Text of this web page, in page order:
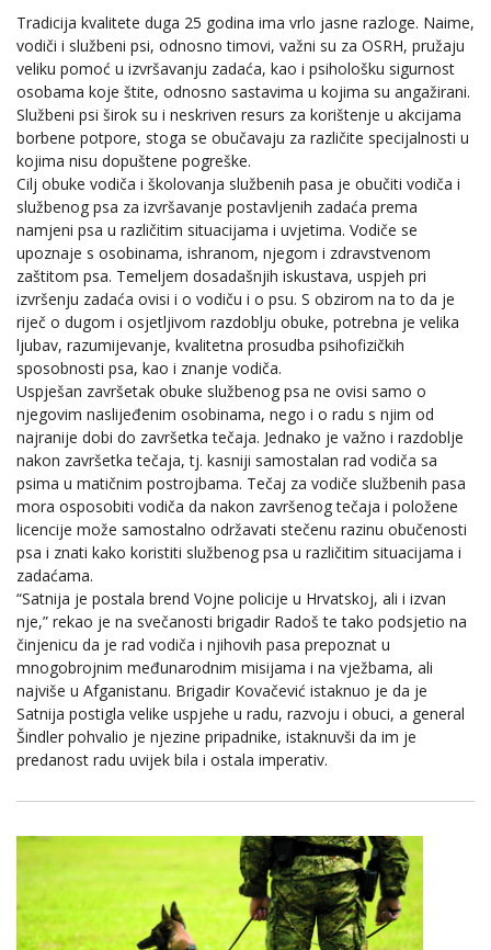
Tradicija kvalitete duga 25 godina ima vrlo jasne razloge. Naime,
vodiči i službeni psi, odnosno timovi, važni su za OSRH, pružaju
veliku pomoć u izvršavanju zadaća, kao i psihološku sigurnost
osobama koje štite, odnosno sastavima u kojima su angažirani.
Službeni psi širok su i neskriven resurs za korištenje u akcijama
borbene potpore, stoga se obučavaju za različite specijalnosti u
kojima nisu dopuštene pogreške.
Cilj obuke vodiča i školovanja službenih pasa je obučiti vodiča i
službenog psa za izvršavanje postavljenih zadaća prema
namjeni psa u različitim situacijama i uvjetima. Vodiče se
upoznaje s osobinama, ishranom, njegom i zdravstvenom
zaštitom psa. Temeljem dosadašnjih iskustava, uspjeh pri
izvršenju zadaća ovisi i o vodiču i o psu. S obzirom na to da je
riječ o dugom i osjetljivom razdoblju obuke, potrebna je velika
ljubav, razumijevanje, kvalitetna prosudba psihofizičkih
sposobnosti psa, kao i znanje vodiča.
Uspješan završetak obuke službenog psa ne ovisi samo o
njegovim naslijeđenim osobinama, nego i o radu s njim od
najranije dobi do završetka tečaja. Jednako je važno i razdoblje
nakon završetka tečaja, tj. kasniji samostalan rad vodiča sa
psima u matičnim postrojbama. Tečaj za vodiče službenih pasa
mora osposobiti vodiča da nakon završenog tečaja i položene
licencije može samostalno održavati stečenu razinu obučenosti
psa i znati kako koristiti službenog psa u različitim situacijama i
zadaćama.
“Satnija je postala brend Vojne policije u Hrvatskoj, ali i izvan
nje,” rekao je na svečanosti brigadir Radoš te tako podsjetio na
činjenicu da je rad vodiča i njihovih pasa prepoznat u
mnogobrojnim međunarodnim misijama i na vježbama, ali
najviše u Afganistanu. Brigadir Kovačević istaknuo je da je
Satnija postigla velike uspjehe u radu, razvoju i obuci, a general
Šindler pohvalio je njezine pripadnike, istaknuvši da im je
predanost radu uvijek bila i ostala imperativ.